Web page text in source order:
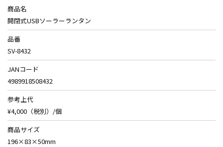
商品名
開閉式USBソーラーランタン
品番
SV-8432
JANコード
4989918508432
参考上代
¥4,000（税別）/個
商品サイズ
196×83×50mm